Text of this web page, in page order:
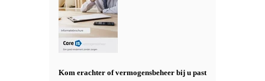
Kom erachter of vermogensbeheer bij u past